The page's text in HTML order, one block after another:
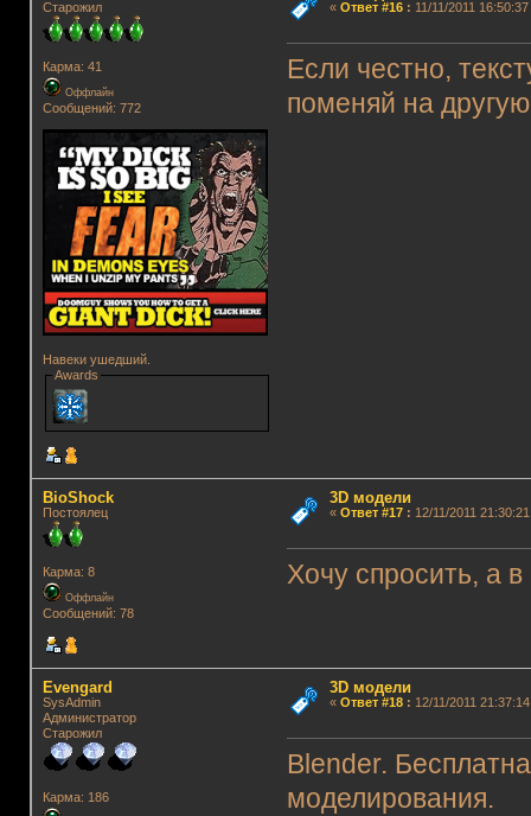
Старожил
Карма: 41
Оффлайн
Сообщений: 772
Навеки ушедший.
Awards
« Ответ #16: 11/11/2011 16:50:37
Если честно,
поменяй на
BioShock
Постоялец
Карма: 8
Оффлайн
Сообщений: 78
3D модели
« Ответ #17: 12/11/2011
Хочу спросить, а
Evengard
SysAdmin
Администратор
Старожил
Карма: 186
3D модели
« Ответ #18: 12/11/2011
Blender.
моделирования.